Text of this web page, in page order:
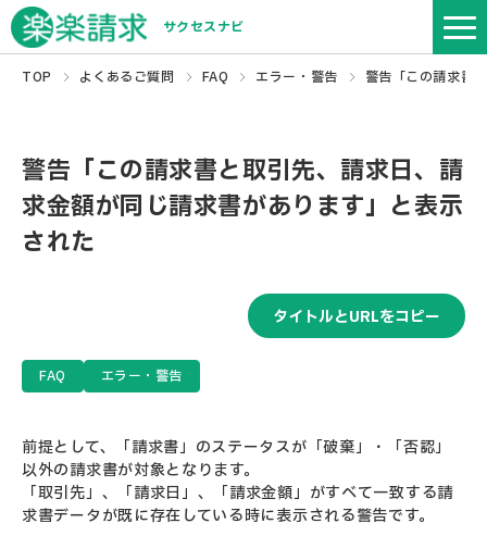
サクセスナビ
TOP よくあるご質問 FAQ エラー・警告 警告「この請求書
警告「この請求書と取引先、請求日、請
求金額が同じ請求書があります」と表示
された
タイトルとURLをコピー
FAQ エラー・警告
前提として、「請求書」のステータスが「破棄」・「否認」
以外の請求書が対象となります。
「取引先」、「請求日」、「請求金額」がすべて一致する請
求書データが既に存在している時に表示される警告です。